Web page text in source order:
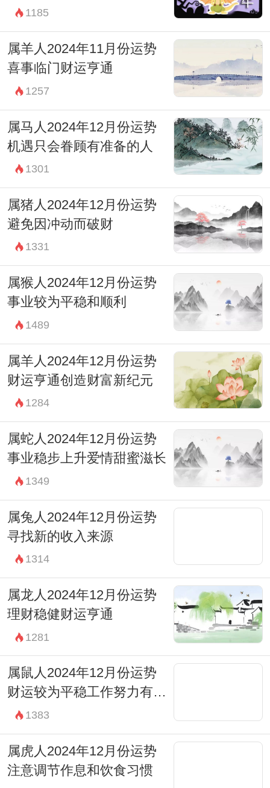
1185
属羊人2024年11月份运势
喜事临门财运亨通
1257
属马人2024年12月份运势
机遇只会眷顾有准备的人
1301
属猪人2024年12月份运势
避免因冲动而破财
1331
属猴人2024年12月份运势
事业较为平稳和顺利
1489
属羊人2024年12月份运势
财运亨通创造财富新纪元
1284
属蛇人2024年12月份运势
事业稳步上升爱情甜蜜滋长
1349
属兔人2024年12月份运势
寻找新的收入来源
1314
属龙人2024年12月份运势
理财稳健财运亨通
1281
属鼠人2024年12月份运势
财运较为平稳工作努力有回
报 1383
属虎人2024年12月份运势
注意调节作息和饮食习惯